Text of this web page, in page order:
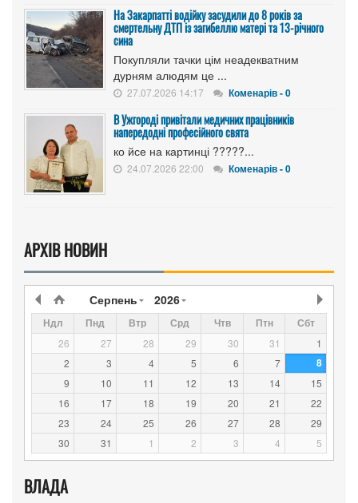
На Закарпатті водійку засудили до 8 років за
смертельну ДТП із загибеллю матері та 13-річного
сина
Покупляли тачки цім неадекватним
дурням алюдям це ...
27.07.2026 14:17 Коменарів - 0
В Ужгороді привітали медичних працівників
напередодні професійного свята
ко йсе на картинці ?????...
24.07.2026 22:00 Коменарів - 0
АРХІВ НОВИН
Серпень 2026
Ндл Пнд Втр Срд Чтв Птн Сбт
26 27 28 29 30 31
1
2
3 4 5 6 7 8
9 10 11 12 13 14
15
16
17 18 19 20 21
22
23
24 25 26 27 28
29
30
31 1 2 3 4 5
ВЛАДА